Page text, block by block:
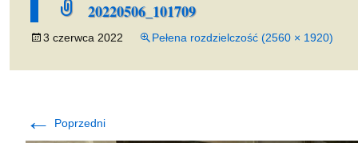
20220506_101709
3 czerwca 2022 Pełena rozdzielczość (2560 × 1920)
← Poprzedni